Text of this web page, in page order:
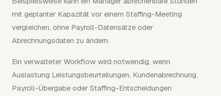
mit geplanter Kapazität vor einem Staffing-Meeting
vergleichen, ohne Payroll-Datensätze oder
Abrechnungsdaten zu ändern.
Ein verwalteter Workflow wird notwendig, wenn
Auslastung Leistungsbeurteilungen, Kundenabrechnung,
Payroll-Übergabe oder Staffing-Entscheidungen